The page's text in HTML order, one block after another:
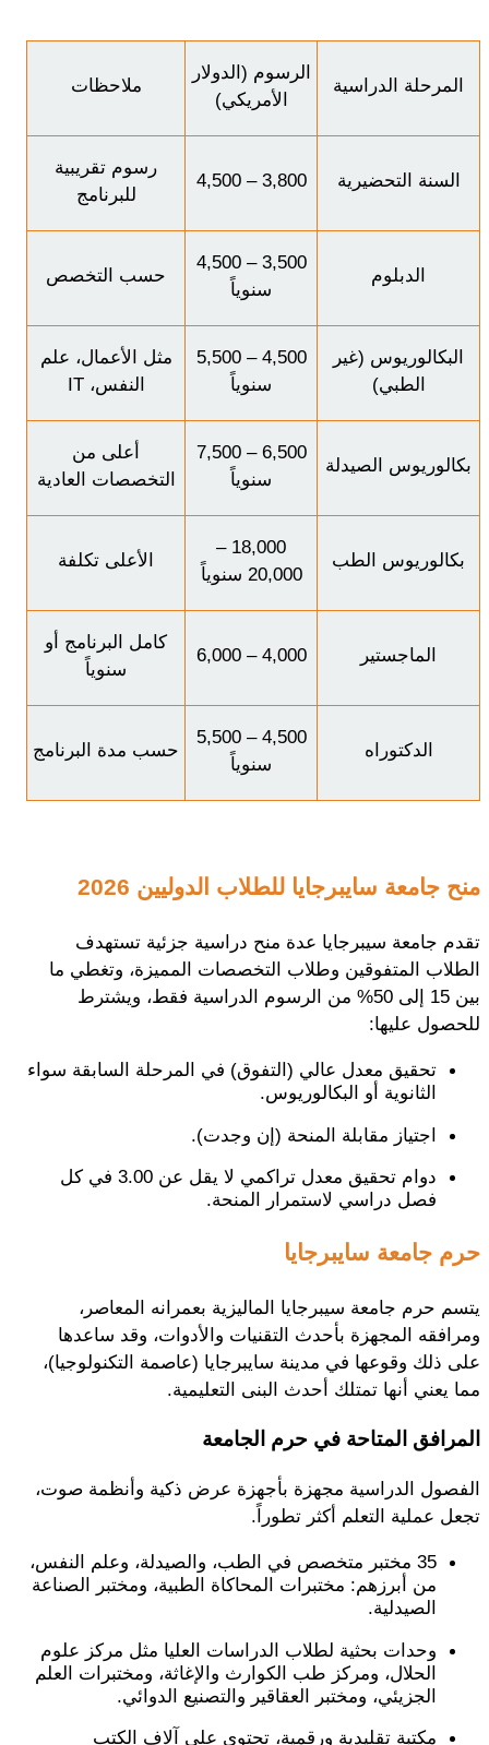
المرحلة الدراسية
الرسوم (الدولار
الأمريكي)
ملاحظات
السنة التحضيرية 3,800 – 4,500
رسوم تقريبية
للبرنامج
الدبلوم
3,500 – 4,500
سنوياً
حسب التخصص
البكالوريوس (غير
الطبي)
4,500 – 5,500
سنوياً
مثل الأعمال، علم
النفس، IT
بكالوريوس الصيدلة
6,500 – 7,500
سنوياً
أعلى من
التخصصات العادية
بكالوريوس الطب
18,000 –
20,000 سنوياً
الأعلى تكلفة
الماجستير 4,000 – 6,000
كامل البرنامج أو
سنوياً
الدكتوراه
4,500 – 5,500
سنوياً
حسب مدة البرنامج
منح جامعة سايبرجايا للطلاب الدوليين 2026
تقدم جامعة سيبرجايا عدة منح دراسية جزئية تستهدف
الطلاب المتفوقين وطلاب التخصصات المميزة، وتغطي ما
بين 15 إلى 50% من الرسوم الدراسية فقط، ويشترط
للحصول عليها:
تحقيق معدل عالي (التفوق) في المرحلة السابقة سواء
الثانوية أو البكالوريوس.
اجتياز مقابلة المنحة (إن وجدت).
دوام تحقيق معدل تراكمي لا يقل عن 3.00 في كل
فصل دراسي لاستمرار المنحة.
حرم جامعة سايبرجايا
يتسم حرم جامعة سيبرجايا الماليزية بعمرانه المعاصر،
ومرافقه المجهزة بأحدث التقنيات والأدوات، وقد ساعدها
على ذلك وقوعها في مدينة سايبرجايا (عاصمة التكنولوجيا)،
مما يعني أنها تمتلك أحدث البنى التعليمية.
المرافق المتاحة في حرم الجامعة
الفصول الدراسية مجهزة بأجهزة عرض ذكية وأنظمة صوت،
تجعل عملية التعلم أكثر تطوراً.
35 مختبر متخصص في الطب، والصيدلة، وعلم النفس،
من أبرزهم: مختبرات المحاكاة الطبية، ومختبر الصناعة
الصيدلية.
وحدات بحثية لطلاب الدراسات العليا مثل مركز علوم
الحلال، ومركز طب الكوارث والإغاثة، ومختبرات العلم
الجزيئي، ومختبر العقاقير والتصنيع الدوائي.
مكتبة تقليدية ورقمية، تحتوي على آلاف الكتب